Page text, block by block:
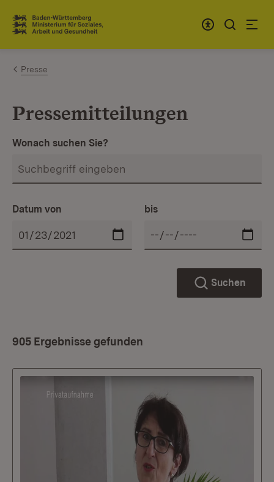
Zum Inhalt springen
Link zur Startseite
Presse
Pressemitteilungen
Wonach suchen Sie?
Datum von bis
Suchen
905 Ergebnisse gefunden